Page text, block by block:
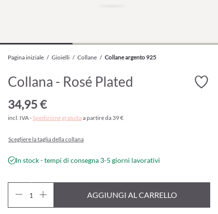
Pagina iniziale / Gioielli / Collane / Collane argento 925
Collana - Rosé Plated
34,95 €
incl. IVA - Spedizione gratuitaa partire da 39 €
Scegliere la taglia della collana
In stock - tempi di consegna 3-5 giorni lavorativi
AGGIUNGI AL CARRELLO